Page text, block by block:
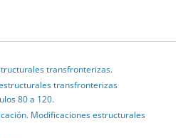
transfronterizas.
transfronterizas
80 a 120.
Modificaciones estructurales